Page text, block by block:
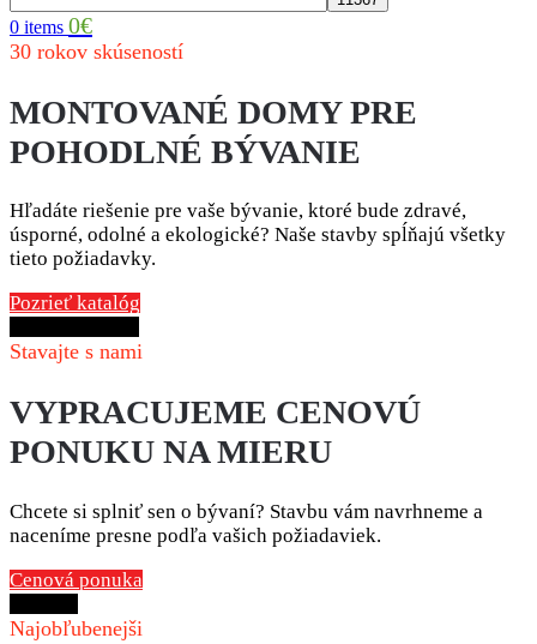
0 items 0€
30 rokov skúseností
MONTOVANÉ DOMY PRE
POHODLNÉ BÝVANIE
Hľadáte riešenie pre vaše bývanie, ktoré bude zdravé,
úsporné, odolné a ekologické? Naše stavby spĺňajú všetky
tieto požiadavky.
Pozrieť katalóg
Stavajte s nami
VYPRACUJEME CENOVÚ
PONUKU NA MIERU
Chcete si splniť sen o bývaní? Stavbu vám navrhneme a
naceníme presne podľa vašich požiadaviek.
Cenová ponuka
Najobľubenejši